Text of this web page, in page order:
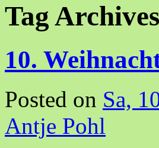
Tag
10.
Posted on Sa,
Antje Pohl